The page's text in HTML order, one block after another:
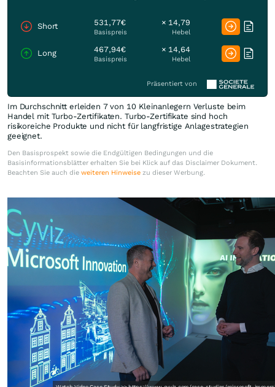
Short 531,77€
Basispreis
× 14,79
Hebel
Long 467,94€
Basispreis
× 14,64
Hebel
Präsentiert von
Im Durchschnitt erleiden 7 von 10 Kleinanlegern Verluste beim
Handel mit Turbo-Zertifikaten. Turbo-Zertifikate sind hoch
risikoreiche Produkte und nicht für langfristige Anlagestrategien
geeignet.
Den Basisprospekt sowie die Endgültigen Bedingungen und die
Basisinformationsblätter erhalten Sie bei Klick auf das Disclaimer Dokument.
Beachten Sie auch die weiteren Hinweise zu dieser Werbung.